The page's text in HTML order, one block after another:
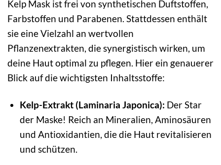
Kelp Mask ist frei von synthetischen Duftstoffen,
Farbstoffen und Parabenen. Stattdessen enthält
sie eine Vielzahl an wertvollen
Pflanzenextrakten, die synergistisch wirken, um
deine Haut optimal zu pflegen. Hier ein genauerer
Blick auf die wichtigsten Inhaltsstoffe:
Kelp-Extrakt (Laminaria Japonica): Der Star
der Maske! Reich an Mineralien, Aminosäuren
und Antioxidantien, die die Haut revitalisieren
und schützen.